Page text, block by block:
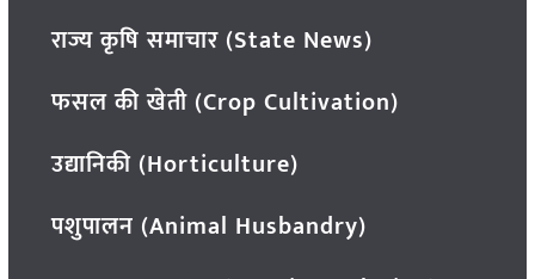
राज्य कृषि समाचार (State News)
फसल की खेती (Crop Cultivation)
उद्यानिकी (Horticulture)
पशुपालन (Animal Husbandry)